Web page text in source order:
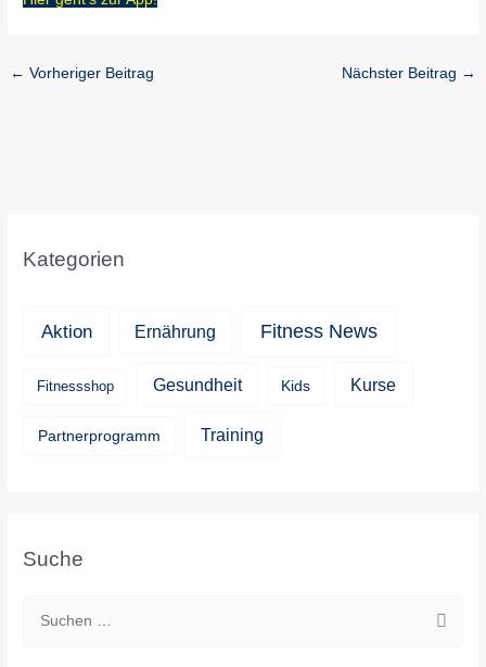
← Vorheriger Beitrag Nächster Beitrag →
Kategorien
Aktion Ernährung Fitness News
Fitnessshop Gesundheit Kids Kurse
Partnerprogramm Training
Suche